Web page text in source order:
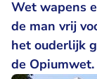
Wet wapens
de man vrij
het ouderlijk
de Opiumwet.